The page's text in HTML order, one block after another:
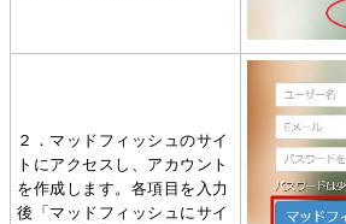
２．マッドフィッシュのサイ
トにアクセスし、アカウント
を作成します。各項目を入力
後「マッドフィッシュにサイ